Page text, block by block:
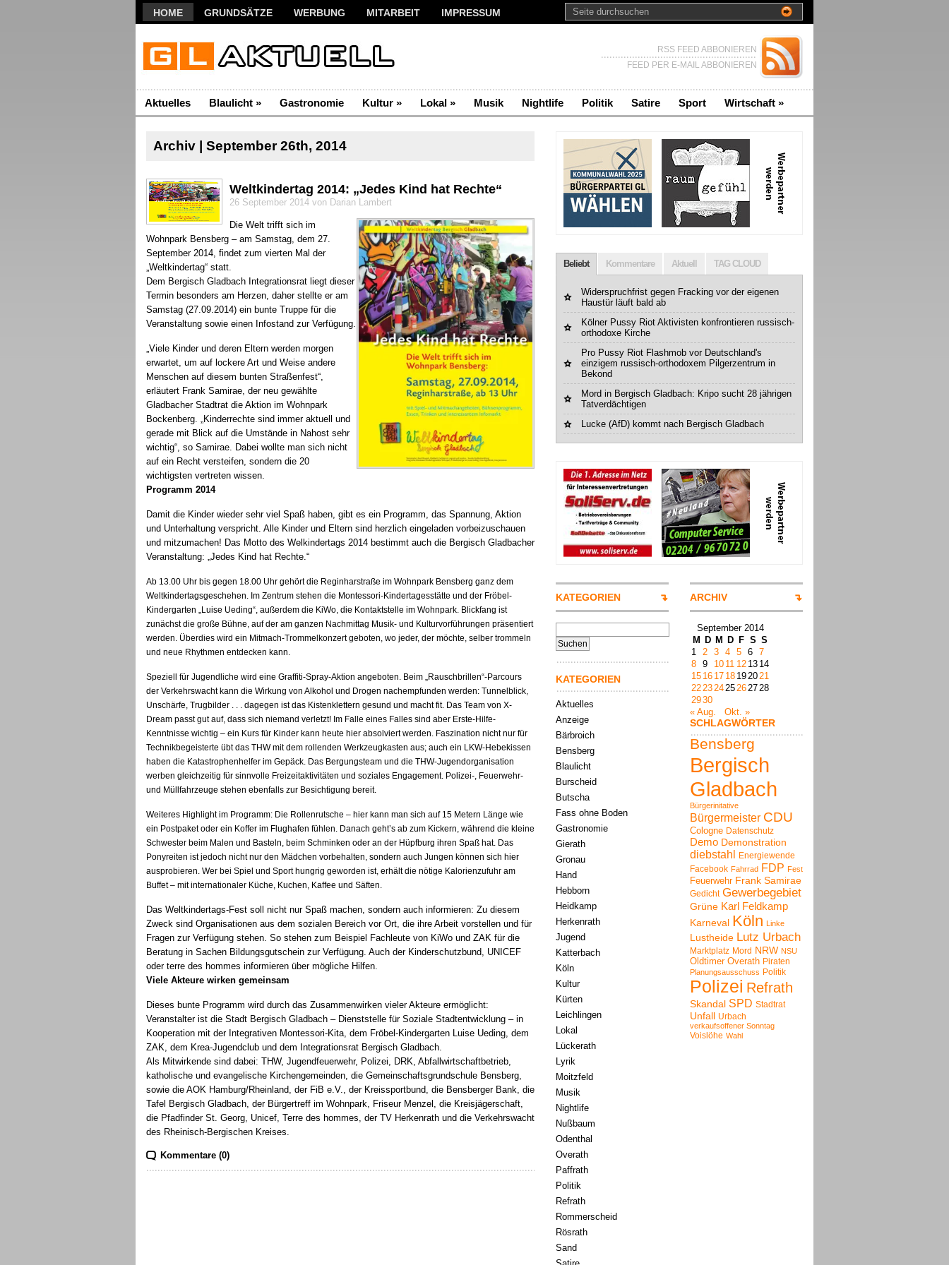
HOME GRUNDSÄTZE WERBUNG MITARBEIT IMPRESSUM
RSS FEED ABBONIEREN
FEED PER E-MAIL ABBONIEREN
Aktuelles Blaulicht » Gastronomie Kultur » Lokal » Musik Nightlife Politik Satire Sport Wirtschaft »
Archiv | September 26th, 2014
Weltkindertag 2014: „Jedes Kind hat Rechte“
26 September 2014 von Darian Lambert
Die Welt trifft sich im
Wohnpark Bensberg – am Samstag, dem 27.
September 2014, findet zum vierten Mal der
„Weltkindertag“ statt.
Dem Bergisch Gladbach Integrationsrat liegt dieser
Termin besonders am Herzen, daher stellte er am
Samstag (27.09.2014) ein bunte Truppe für die
Veranstaltung sowie einen Infostand zur Verfügung.
„Viele Kinder und deren Eltern werden morgen
erwartet, um auf lockere Art und Weise andere
Menschen auf diesem bunten Straßenfest“,
erläutert Frank Samirae, der neu gewählte
Gladbacher Stadtrat die Aktion im Wohnpark
Bockenberg. „Kinderrechte sind immer aktuell und
gerade mit Blick auf die Umstände in Nahost sehr
wichtig“, so Samirae. Dabei wollte man sich nicht
auf ein Recht versteifen, sondern die 20
wichtigsten vertreten wissen.
Programm 2014
Damit die Kinder wieder sehr viel Spaß haben, gibt es ein Programm, das Spannung, Aktion
und Unterhaltung verspricht. Alle Kinder und Eltern sind herzlich eingeladen vorbeizuschauen
und mitzumachen! Das Motto des Welkindertags 2014 bestimmt auch die Bergisch Gladbacher
Veranstaltung: „Jedes Kind hat Rechte.“
Ab 13.00 Uhr bis gegen 18.00 Uhr gehört die Reginharstraße im Wohnpark Bensberg ganz dem
Weltkindertagsgeschehen. Im Zentrum stehen die Montessori-Kindertagesstätte und der Fröbel-
Kindergarten „Luise Ueding“, außerdem die KiWo, die Kontaktstelle im Wohnpark. Blickfang ist
zunächst die große Bühne, auf der am ganzen Nachmittag Musik- und Kulturvorführungen präsentiert
werden. Überdies wird ein Mitmach-Trommelkonzert geboten, wo jeder, der möchte, selber trommeln
und neue Rhythmen entdecken kann.
Speziell für Jugendliche wird eine Graffiti-Spray-Aktion angeboten. Beim „Rauschbrillen“-Parcours
der Verkehrswacht kann die Wirkung von Alkohol und Drogen nachempfunden werden: Tunnelblick,
Unschärfe, Trugbilder . . . dagegen ist das Kistenklettern gesund und macht fit. Das Team von X-
Dream passt gut auf, dass sich niemand verletzt! Im Falle eines Falles sind aber Erste-Hilfe-
Kenntnisse wichtig – ein Kurs für Kinder kann heute hier absolviert werden. Faszination nicht nur für
Technikbegeisterte übt das THW mit dem rollenden Werkzeugkasten aus; auch ein LKW-Hebekissen
haben die Katastrophenhelfer im Gepäck. Das Bergungsteam und die THW-Jugendorganisation
werben gleichzeitig für sinnvolle Freizeitaktivitäten und soziales Engagement. Polizei-, Feuerwehr-
und Müllfahrzeuge stehen ebenfalls zur Besichtigung bereit.
Weiteres Highlight im Programm: Die Rollenrutsche – hier kann man sich auf 15 Metern Länge wie
ein Postpaket oder ein Koffer im Flughafen fühlen. Danach geht’s ab zum Kickern, während die kleine
Schwester beim Malen und Basteln, beim Schminken oder an der Hüpfburg ihren Spaß hat. Das
Ponyreiten ist jedoch nicht nur den Mädchen vorbehalten, sondern auch Jungen können sich hier
ausprobieren. Wer bei Spiel und Sport hungrig geworden ist, erhält die nötige Kalorienzufuhr am
Buffet – mit internationaler Küche, Kuchen, Kaffee und Säften.
Das Weltkindertags-Fest soll nicht nur Spaß machen, sondern auch informieren: Zu diesem
Zweck sind Organisationen aus dem sozialen Bereich vor Ort, die ihre Arbeit vorstellen und für
Fragen zur Verfügung stehen. So stehen zum Beispiel Fachleute von KiWo und ZAK für die
Beratung in Sachen Bildungsgutschein zur Verfügung. Auch der Kinderschutzbund, UNICEF
oder terre des hommes informieren über mögliche Hilfen.
Viele Akteure wirken gemeinsam
Dieses bunte Programm wird durch das Zusammenwirken vieler Akteure ermöglicht:
Veranstalter ist die Stadt Bergisch Gladbach – Dienststelle für Soziale Stadtentwicklung – in
Kooperation mit der Integrativen Montessori-Kita, dem Fröbel-Kindergarten Luise Ueding, dem
ZAK, dem Krea-Jugendclub und dem Integrationsrat Bergisch Gladbach.
Als Mitwirkende sind dabei: THW, Jugendfeuerwehr, Polizei, DRK, Abfallwirtschaftbetrieb,
katholische und evangelische Kirchengemeinden, die Gemeinschaftsgrundschule Bensberg,
sowie die AOK Hamburg/Rheinland, der FiB e.V., der Kreissportbund, die Bensberger Bank, die
Tafel Bergisch Gladbach, der Bürgertreff im Wohnpark, Friseur Menzel, die Kreisjägerschaft,
die Pfadfinder St. Georg, Unicef, Terre des hommes, der TV Herkenrath und die Verkehrswacht
des Rheinisch-Bergischen Kreises.
Kommentare (0)
Beliebt Kommentare Aktuell TAG CLOUD
Widerspruchfrist gegen Fracking vor der eigenen
Haustür läuft bald ab
Kölner Pussy Riot Aktivisten konfrontieren russisch-
orthodoxe Kirche
Pro Pussy Riot Flashmob vor Deutschland's
einzigem russisch-orthodoxem Pilgerzentrum in
Bekond
Mord in Bergisch Gladbach: Kripo sucht 28 jährigen
Tatverdächtigen
Lucke (AfD) kommt nach Bergisch Gladbach
KATEGORIEN
nach:
KATEGORIEN
Aktuelles
Anzeige
Bärbroich
Bensberg
Blaulicht
Burscheid
Butscha
Fass ohne Boden
Gastronomie
Gierath
Gronau
Hand
Hebborn
Heidkamp
Herkenrath
Jugend
Katterbach
Köln
Kultur
Kürten
Leichlingen
Lokal
Lückerath
Lyrik
Moitzfeld
Musik
Nightlife
Nußbaum
Odenthal
Overath
Paffrath
Politik
Refrath
Rommerscheid
Rösrath
Sand
ARCHIV
September 2014
M
D M D F S S
1 2 3 4 5 6 7
8 9 10 11 12 13 14
15 16 17 18 192021
22232425262728
2930
« Aug.
Okt. »
SCHLAGWÖRTER
Bensberg
Bergisch
Gladbach
Bürgerinitative
Bürgermeister CDU
Cologne Datenschutz
Demo Demonstration
diebstahl Energiewende
Facebook Fahrrad FDP Fest
Feuerwehr Frank Samirae
Gedicht Gewerbegebiet
Grüne Karl Feldkamp
Karneval Köln Linke
Lustheide Lutz Urbach
Marktplatz Mord NRW NSU
Oldtimer Overath Piraten
Planungsausschuss Politik
Polizei Refrath
Skandal SPD Stadtrat
Unfall Urbach
verkaufsoffener Sonntag
Voislöhe Wahl